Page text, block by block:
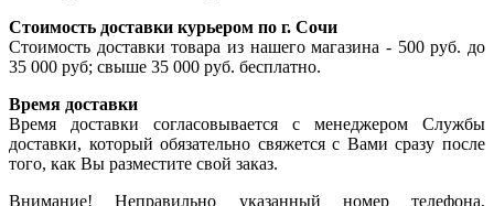
Стоимость доставки курьером по г. Сочи
Стоимость доставки товара из нашего магазина - 500 руб. до
35 000 руб; свыше 35 000 руб. бесплатно.
Время доставки
Время доставки согласовывается с менеджером Службы
доставки, который обязательно свяжется с Вами сразу после
того, как Вы разместите свой заказ.
Внимание! Неправильно указанный номер телефона,